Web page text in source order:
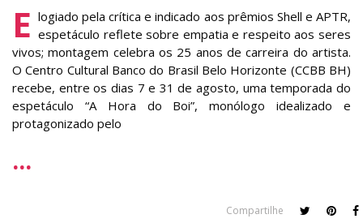
E logiado pela crítica e indicado aos prêmios Shell e APTR,
espetáculo reflete sobre empatia e respeito aos seres
vivos; montagem celebra os 25 anos de carreira do artista.
O Centro Cultural Banco do Brasil Belo Horizonte (CCBB BH)
recebe, entre os dias 7 e 31 de agosto, uma temporada do
espetáculo “A Hora do Boi”, monólogo idealizado e
protagonizado pelo
Compartilhe